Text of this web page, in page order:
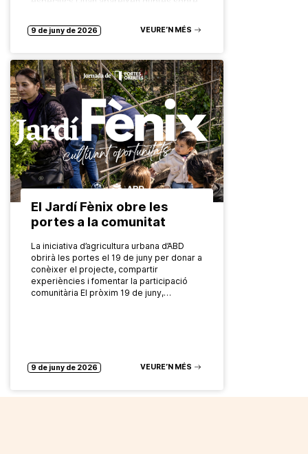
9 de juny de 2026 VEURE’N MÉS
El Jardí Fènix obre les
portes a la comunitat
La iniciativa d’agricultura urbana d’ABD
obrirà les portes el 19 de juny per donar a
conèixer el projecte, compartir
experiències i fomentar la participació
comunitària El pròxim 19 de juny,…
9 de juny de 2026 VEURE’N MÉS